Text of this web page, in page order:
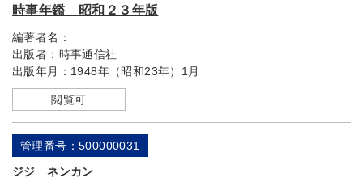
時事年鑑 昭和２３年版
編著者名：
出版者： 時事通信社
出版年月： 1948年（昭和23年）1月
閲覧可
管理番号：500000031
ジジ ネンカン